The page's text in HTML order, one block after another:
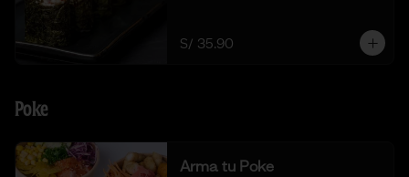
S/ 35.90
Poke
Arma tu Poke